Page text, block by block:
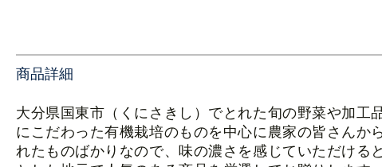
商品詳細
大分県国東市（くにさきし）でとれた旬の野菜や加工
にこだわった有機栽培のものを中心に農家の皆さんか
れたものばかりなので、味の濃さを感じていただける